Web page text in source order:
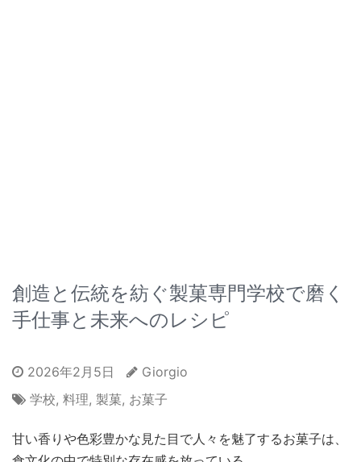
創造と伝統を紡ぐ製菓専門学校で磨く
手仕事と未来へのレシピ
2026年2月5日
Giorgio
学校, 料理, 製菓, お菓子
甘い香りや色彩豊かな見た目で人々を魅了するお菓子は、